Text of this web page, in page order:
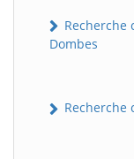
Recherche
Dombes
Recherche